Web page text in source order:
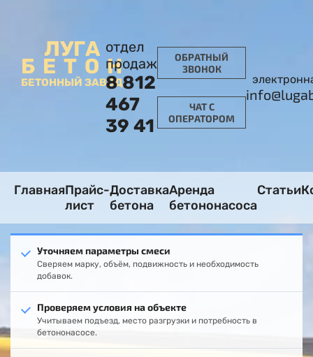
ЛУГА
БЕТОН
БЕТОННЫЙ ЗАВОД
отдел
продаж
8 812
467
39 41
ОБРАТНЫЙ
ЗВОНОК
ЧАТ С
ОПЕРАТОРОМ
ГлавнаяПрайс-
лист
Доставка
бетона
Аренда
бетононасоса
Статьи
Уточняем параметры смеси
Сверяем марку, объём, подвижность и необходимость
добавок.
Проверяем условия на объекте
Учитываем подъезд, место разгрузки и потребность в
бетононасосе.